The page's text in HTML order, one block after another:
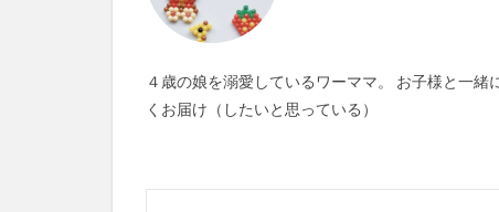
４歳の娘を溺愛しているワーママ。 お子様と一
くお届け（したいと思っている）